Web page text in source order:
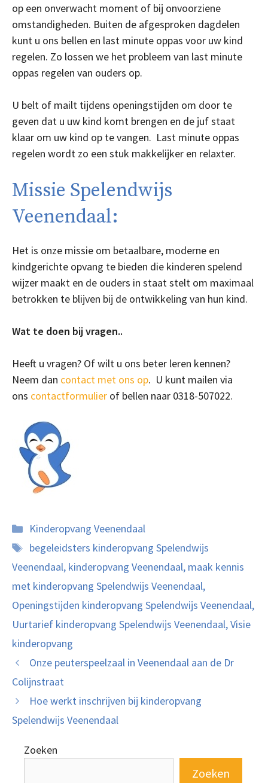
op een onverwacht moment of bij onvoorziene
omstandigheden. Buiten de afgesproken dagdelen
kunt u ons bellen en last minute oppas voor uw kind
regelen. Zo lossen we het probleem van last minute
oppas regelen van ouders op.
U belt of mailt tijdens openingstijden om door te
geven dat u uw kind komt brengen en de juf staat
klaar om uw kind op te vangen. Last minute oppas
regelen wordt zo een stuk makkelijker en relaxter.
Missie Spelendwijs
Veenendaal:
Het is onze missie om betaalbare, moderne en
kindgerichte opvang te bieden die kinderen spelend
wijzer maakt en de ouders in staat stelt om maximaal
betrokken te blijven bij de ontwikkeling van hun kind.
Wat te doen bij vragen..
Heeft u vragen? Of wilt u ons beter leren kennen?
Neem dan contact met ons op. U kunt mailen via
ons contactformulier of bellen naar 0318-507022.
Categorieën
Kinderopvang Veenendaal
Tags
begeleidsters kinderopvang Spelendwijs
Veenendaal, kinderopvang Veenendaal, maak kennis
met kinderopvang Spelendwijs Veenendaal,
Openingstijden kinderopvang Spelendwijs Veenendaal,
Uurtarief kinderopvang Spelendwijs Veenendaal,Visie
kinderopvang
Onze peuterspeelzaal in Veenendaal aan de Dr
Colijnstraat
Hoe werkt inschrijven bij kinderopvang
Spelendwijs Veenendaal
Zoeken
Zoeken